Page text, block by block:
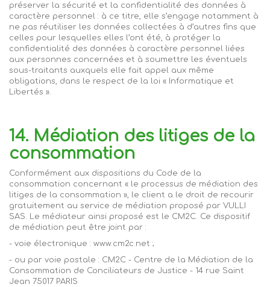
préserver la sécurité et la confidentialité des données à
caractère personnel : à ce titre, elle s’engage notamment à
ne pas réutiliser les données collectées à d’autres fins que
celles pour lesquelles elles l’ont été, à protéger la
confidentialité des données à caractère personnel liées
aux personnes concernées et à soumettre les éventuels
sous-traitants auxquels elle fait appel aux même
obligations, dans le respect de la loi « Informatique et
Libertés ».
14. Médiation des litiges de la
consommation
Conformément aux dispositions du Code de la
consommation concernant « le processus de médiation des
litiges de la consommation », le client a le droit de recourir
gratuitement au service de médiation proposé par VULLI
SAS. Le médiateur ainsi proposé est le CM2C. Ce dispositif
de médiation peut être joint par :
- voie électronique : www.cm2c.net ;
- ou par voie postale : CM2C - Centre de la Médiation de la
Consommation de Conciliateurs de Justice - 14 rue Saint
Jean 75017 PARIS